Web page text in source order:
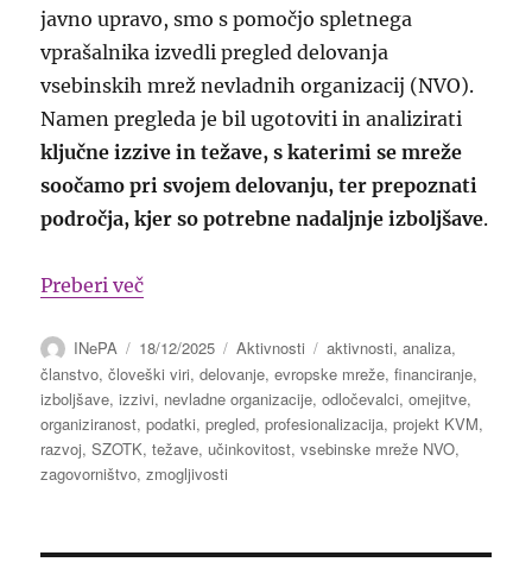
javno upravo, smo s pomočjo spletnega
vprašalnika izvedli pregled delovanja
vsebinskih mrež nevladnih organizacij (NVO).
Namen pregleda je bil ugotoviti in analizirati
ključne izzive in težave, s katerimi se mreže
soočamo pri svojem delovanju, ter prepoznati
področja, kjer so potrebne nadaljnje izboljšave.
Preberi več“Analiza izzivov in težav pri delovanju
Avtor
INePA
Objavljeno
dne
18/12/2025 Kategorije
Aktivnosti Oznake
aktivnosti,analiza,
članstvo,človeški viri,delovanje,evropske mreže,financiranje,
izboljšave,izzivi, nevladne organizacije,odločevalci,omejitve,
organiziranost,podatki,pregled,profesionalizacija,projekt KVM,
razvoj,SZOTK,težave, učinkovitost,vsebinske mreže NVO,
zagovorništvo,zmogljivosti